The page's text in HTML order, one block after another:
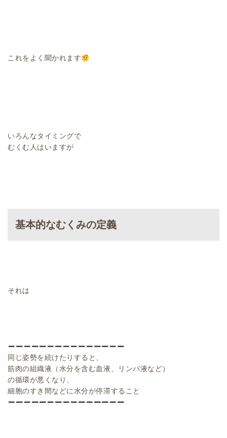
これをよく聞かれます
いろんなタイミングで
むくむ人はいますが
基本的なむくみの定義
それは
同じ姿勢を続けたりすると、
筋肉の組織液（水分を含む血液、リンパ液など）
の循環が悪くなり、
細胞のすき間などに水分が停滞すること